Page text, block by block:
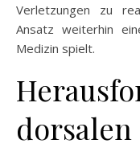
Verletzungen zu
Ansatz weiterhin
Medizin spielt.
dorsalen